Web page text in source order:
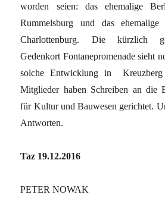
worden seien: das ehemalige
Rummelsburg und das
Charlottenburg. Die kürzlich
Gedenkort Fontanepromenade sieht
solche Entwicklung in
Mitglieder haben Schreiben an die
für Kultur und Bauwesen gerichtet.
Antworten.
Taz 19.12.2016
PETER NOWAK